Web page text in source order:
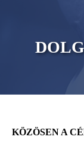
KÖZÖSEN A